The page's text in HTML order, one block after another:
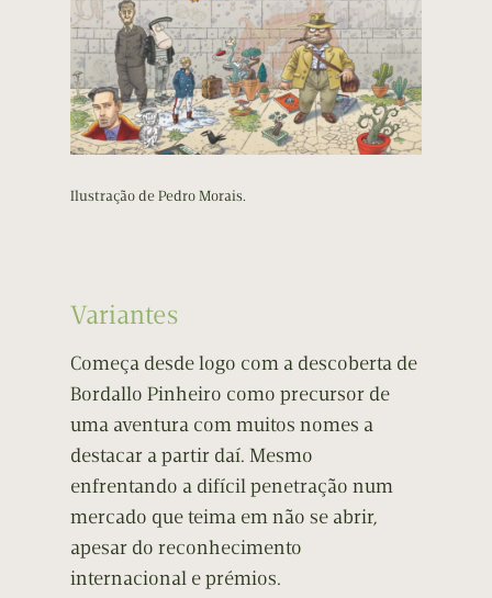
Ilustração de Pedro Morais.
Variantes
Começa desde logo com a descoberta de
Bordallo Pinheiro como precursor de
uma aventura com muitos nomes a
destacar a partir daí. Mesmo
enfrentando a difícil penetração num
mercado que teima em não se abrir,
apesar do reconhecimento
internacional e prémios.